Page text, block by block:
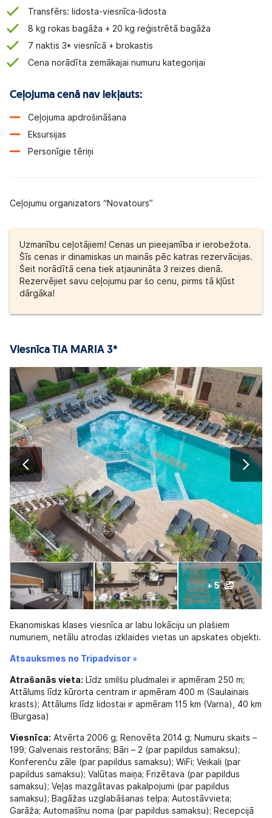
Transfērs: lidosta-viesnīca-lidosta
8 kg rokas bagāža + 20 kg reģistrētā bagāža
7 naktis 3* viesnīcā + brokastis
Cena norādīta zemākajai numuru kategorijai
Ceļojuma cenā nav iekļauts:
Ceļojuma apdrošināšana
Eksursijas
Personīgie tēriņi
Ceļojumu organizators “Novatours”
Uzmanību ceļotājiem! Cenas un pieejamība ir ierobežota.
Šīs cenas ir dinamiskas un mainās pēc katras rezervācijas.
Šeit norādītā cena tiek atjaunināta 3 reizes dienā.
Rezervējiet savu ceļojumu par šo cenu, pirms tā kļūst
dārgāka!
Viesnīca TIA MARIA 3*
+ 5
Ekanomiskas klases viesnīca ar labu lokāciju un plašiem
numuriem, netālu atrodas izklaides vietas un apskates objekti.
Atsauksmes no Tripadvisor »
Atrašanās vieta: Līdz smilšu pludmalei ir apmēram 250 m;
Attālums līdz kūrorta centram ir apmēram 400 m (Saulainais
krasts); Attālums līdz lidostai ir apmēram 115 km (Varna), 40 km
(Burgasa)
Viesnīca: Atvērta 2006 g; Renovēta 2014 g; Numuru skaits –
199; Galvenais restorāns; Bāri – 2 (par papildus samaksu);
Konferenču zāle (par papildus samaksu); WiFi; Veikali (par
papildus samaksu); Valūtas maiņa; Frizētava (par papildus
samaksu); Veļas mazgātavas pakalpojumi (par papildus
samaksu); Bagāžas uzglabāšanas telpa; Autostāvvieta;
Garāža; Automašīnu noma (par papildus samaksu); Recepcijā